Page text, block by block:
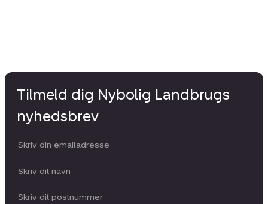
Tilmeld dig Nybolig Landbrugs
nyhedsbrev
Din email:
Dit navn:
Postnummer